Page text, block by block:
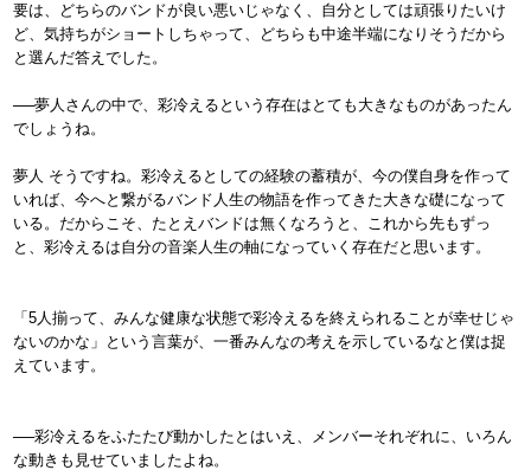
要は、どちらのバンドが良い悪いじゃなく、自分としては頑張りたいけ
ど、気持ちがショートしちゃって、どちらも中途半端になりそうだから
と選んだ答えでした。
──夢人さんの中で、彩冷えるという存在はとても大きなものがあったん
でしょうね。
夢人 そうですね。彩冷えるとしての経験の蓄積が、今の僕自身を作って
いれば、今へと繋がるバンド人生の物語を作ってきた大きな礎になって
いる。だからこそ、たとえバンドは無くなろうと、これから先もずっ
と、彩冷えるは自分の音楽人生の軸になっていく存在だと思います。
「5人揃って、みんな健康な状態で彩冷えるを終えられることが幸せじゃ
ないのかな」という言葉が、一番みんなの考えを示しているなと僕は捉
えています。
──彩冷えるをふたたび動かしたとはいえ、メンバーそれぞれに、いろん
な動きも見せていましたよね。